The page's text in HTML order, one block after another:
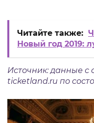
Читайте также:
Новый год 2019:
Источник: данные с
ticketland.ru по